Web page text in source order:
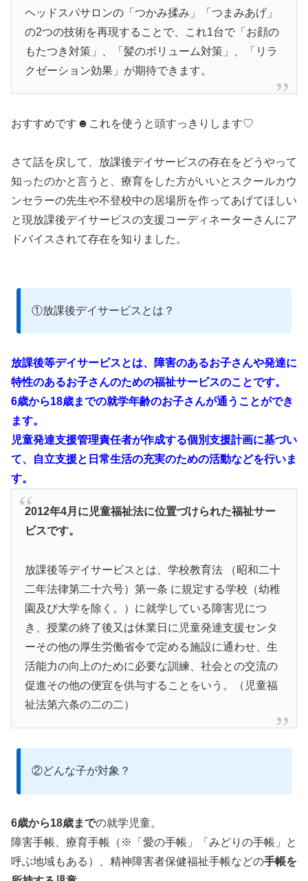
ヘッドスパサロンの「つかみ揉み」「つまみあげ」
の2つの技術を再現することで、これ1台で「お顔の
もたつき対策」、「髪のボリューム対策」、「リラ
クゼーション効果」が期待できます。
おすすめです☻これを使うと頭すっきりします♡
さて話を戻して、放課後デイサービスの存在をどうやって
知ったのかと言うと、療育をした方がいいとスクールカウ
ンセラーの先生や不登校中の居場所を作ってあげてほしい
と現放課後デイサービスの支援コーディネーターさんにア
ドバイスされて存在を知りました。
①放課後デイサービスとは？
放課後等デイサービスとは、障害のあるお子さんや発達に
特性のあるお子さんのための福祉サービスのことです。
6歳から18歳までの就学年齢のお子さんが通うことができ
ます。
児童発達支援管理責任者が作成する個別支援計画に基づい
て、自立支援と日常生活の充実のための活動などを行いま
す。
2012年4月に児童福祉法に位置づけられた福祉サー
ビスです。
放課後等デイサービスとは、学校教育法 （昭和二十
二年法律第二十六号）第一条 に規定する学校（幼稚
園及び大学を除く。）に就学している障害児につ
き、授業の終了後又は休業日に児童発達支援センタ
ーその他の厚生労働省令で定める施設に通わせ、生
活能力の向上のために必要な訓練、社会との交流の
促進その他の便宜を供与することをいう。（児童福
祉法第六条の二の二）
②どんな子が対象？
6歳から18歳までの就学児童。
障害手帳、療育手帳（※「愛の手帳」「みどりの手帳」と
呼ぶ地域もある）、精神障害者保健福祉手帳などの手帳を